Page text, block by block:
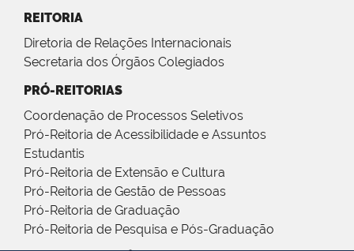
REITORIA
Diretoria de Relações Internacionais
Secretaria dos Órgãos Colegiados
PRÓ-REITORIAS
Coordenação de Processos Seletivos
Pró-Reitoria de Acessibilidade e Assuntos
Estudantis
Pró-Reitoria de Extensão e Cultura
Pró-Reitoria de Gestão de Pessoas
Pró-Reitoria de Graduação
Pró-Reitoria de Pesquisa e Pós-Graduação